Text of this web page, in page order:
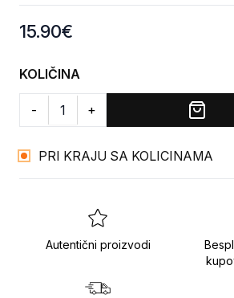
Product information
15.90€
KOLIČINA
- +
PRI KRAJU SA KOLICINAMA
Autentični proizvodi